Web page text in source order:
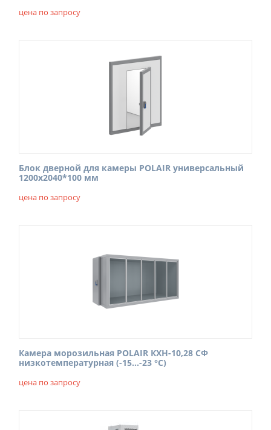
цена по запросу
Блок дверной для камеры POLAIR универсальный
1200х2040*100 мм
цена по запросу
Камера морозильная POLAIR КХН-10,28 СФ
низкотемпературная (-15...-23 °C)
цена по запросу